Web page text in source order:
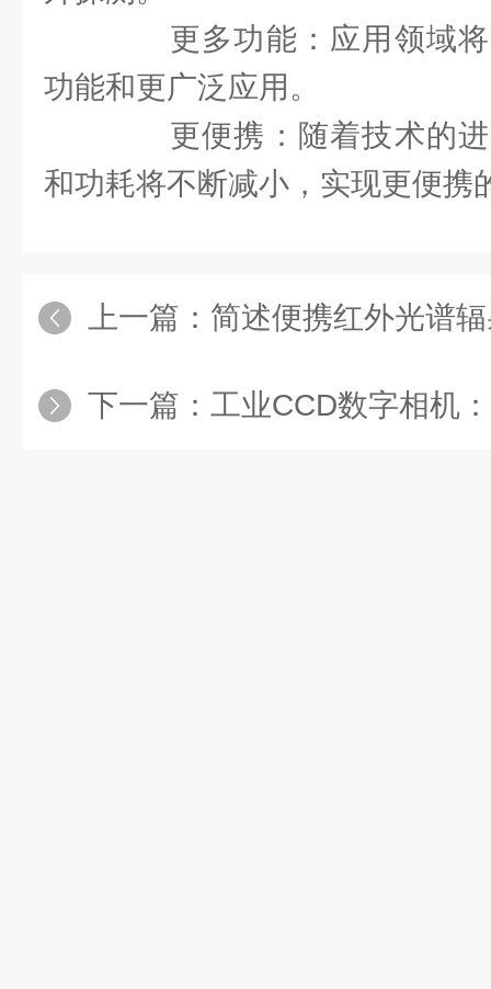
更多功能：应用领域将
功能和更广泛应用。
更便携：随着技术的进
和功耗将不断减小，实现更便携
上一篇： 简述便携红外光谱
下一篇： 工业CCD数字相机：实现高